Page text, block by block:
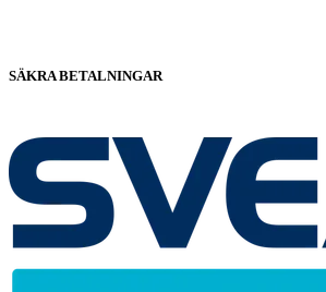
SÄKRA BETALNINGAR